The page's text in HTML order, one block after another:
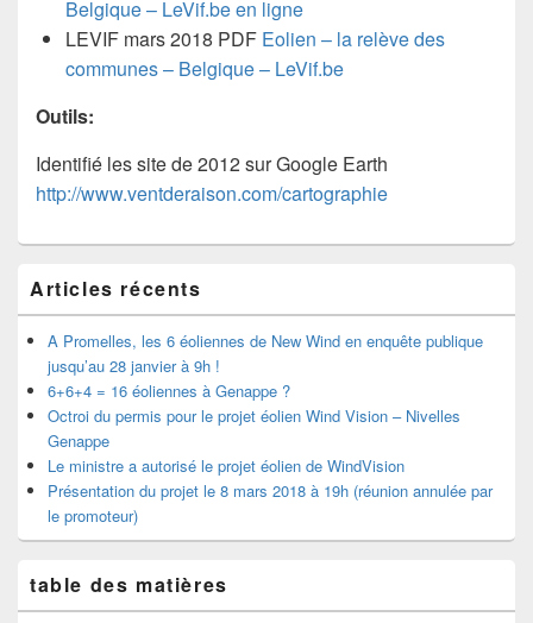
Belgique – LeVif.be en ligne
LEVIF mars 2018 PDF Eolien – la relève des
communes – Belgique – LeVif.be
Outils:
Identifié les site de 2012 sur Google Earth
http://www.ventderaison.com/cartographie
principale
de
widget
barre
latérale
Articles récents
A Promelles, les 6 éoliennes de New Wind en enquête publique
jusqu’au 28 janvier à 9h !
6+6+4 = 16 éoliennes à Genappe ?
Octroi du permis pour le projet éolien Wind Vision – Nivelles
Genappe
Le ministre a autorisé le projet éolien de WindVision
Présentation du projet le 8 mars 2018 à 19h (réunion annulée par
le promoteur)
table des matières